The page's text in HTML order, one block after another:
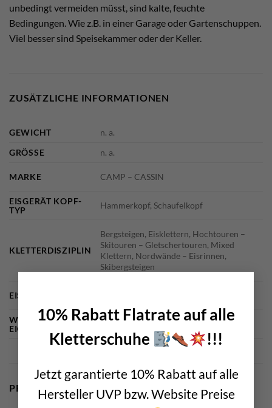
10% Rabatt Flatrate auf alle
Kletterschuhe
!!!
Jetzt garantierte 10% Rabatt auf alle
Hersteller UVP bzw. Website Preise
unbedingt vermeiden müsst, sind kalte, feuchte
Bedingungen. Wie z.B. in einer Garage oder Gartenschuppen.
Viel besser sind Speisekammer oder der Keller.
ZUSÄTZLICHE INFORMATIONEN
GEWICHT
n. a.
GRÖSSE
n. a.
MARKE CAMP – CASSIN
EISGERÄT KOPF-
TYP
Hammerkopf, Schaufelkopf
KLETTERDISZIPLIN
Bergsteigen, Eisklettern, Hochtouren –
Skitouren – Gletschertouren, Mixed
Klettern, Nordwände – Eisrinnen,
Skibergsteigen
EISPICKEL LÄNGE
WEITERE
EIGENSCHAFTEN
bolting.eu Empfehlung, Made in Italy
PRODUKTSICHERHEIT